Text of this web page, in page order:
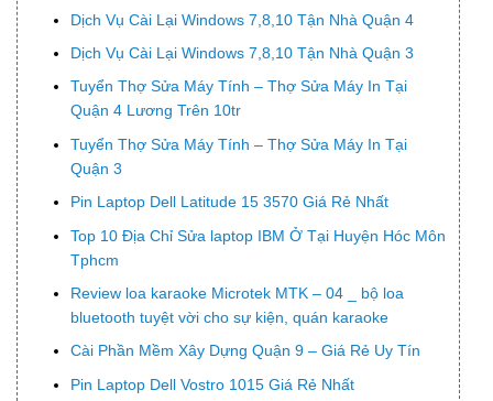
Dịch Vụ Cài Lại Windows 7,8,10 Tận Nhà Quận 4
Dịch Vụ Cài Lại Windows 7,8,10 Tận Nhà Quận 3
Tuyển Thợ Sửa Máy Tính – Thợ Sửa Máy In Tại
Quận 4 Lương Trên 10tr
Tuyển Thợ Sửa Máy Tính – Thợ Sửa Máy In Tại
Quận 3
Pin Laptop Dell Latitude 15 3570 Giá Rẻ Nhất
Top 10 Địa Chỉ Sửa laptop IBM Ở Tại Huyện Hóc Môn
Tphcm
Review loa karaoke Microtek MTK – 04 _ bộ loa
bluetooth tuyệt vời cho sự kiện, quán karaoke
Cài Phần Mềm Xây Dựng Quận 9 – Giá Rẻ Uy Tín
Pin Laptop Dell Vostro 1015 Giá Rẻ Nhất